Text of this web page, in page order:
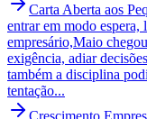
Carta Aberta aos
entrar em modo espera,
empresário,Maio
exigência, adiar
também a disciplina
tentação...
Crescimento